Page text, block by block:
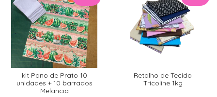
kit Pano de Prato 10
unidades + 10 barrados
Melancia
Retalho de Tecido
Tricoline 1kg